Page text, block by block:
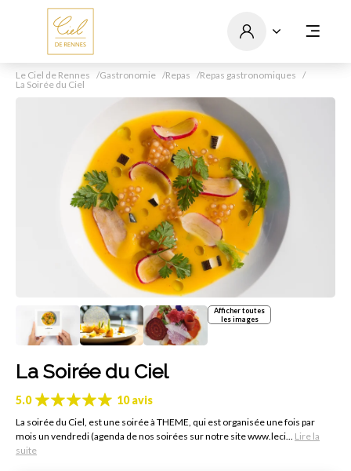
Le Ciel de Rennes Gastronomie Repas
Repas gastronomiques
La Soirée du Ciel
Afficher toutes
les images
La Soirée du Ciel
5.0 10 avis
La soirée du Ciel, est une soirée à THEME, qui est organisée une fois par
mois un vendredi (agenda de nos soirées sur notre site www.leci... Lire la
suite